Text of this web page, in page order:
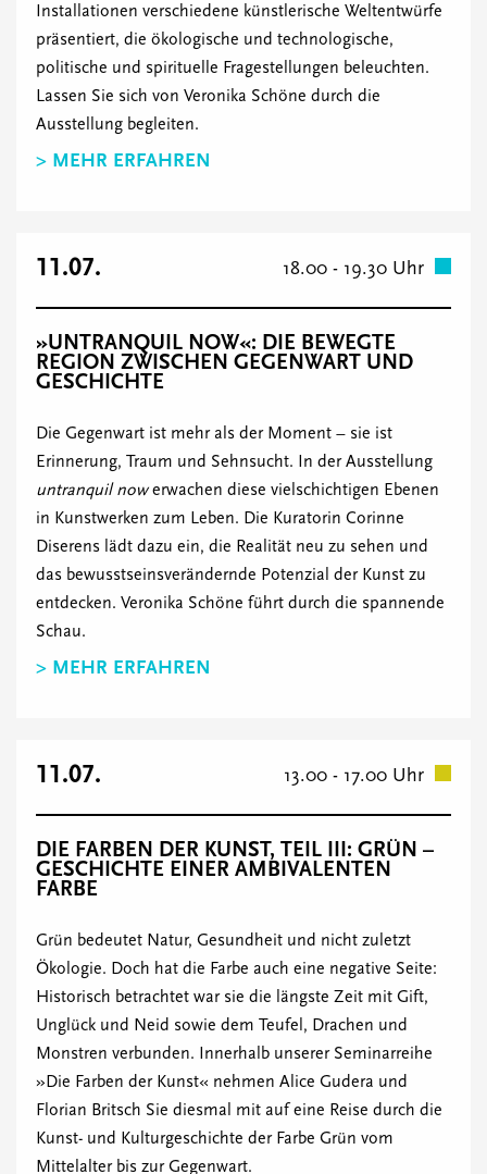
Installationen verschiedene künstlerische Weltentwürfe
präsentiert, die ökologische und technologische,
politische und spirituelle Fragestellungen beleuchten.
Lassen Sie sich von Veronika Schöne durch die
Ausstellung begleiten.
> MEHR ERFAHREN
11.07. 18.00 - 19.30 Uhr
»UNTRANQUIL NOW«: DIE BEWEGTE
REGION ZWISCHEN GEGENWART UND
GESCHICHTE
Die Gegenwart ist mehr als der Moment – sie ist
Erinnerung, Traum und Sehnsucht. In der Ausstellung
untranquil nowerwachen diese vielschichtigen Ebenen
in Kunstwerken zum Leben. Die Kuratorin Corinne
Diserens lädt dazu ein, die Realität neu zu sehen und
das bewusstseinsverändernde Potenzial der Kunst zu
entdecken. Veronika Schöne führt durch die spannende
Schau.
> MEHR ERFAHREN
11.07. 13.00 - 17.00 Uhr
DIE FARBEN DER KUNST, TEIL III: GRÜN –
GESCHICHTE EINER AMBIVALENTEN
FARBE
Grün bedeutet Natur, Gesundheit und nicht zuletzt
Ökologie. Doch hat die Farbe auch eine negative Seite:
Historisch betrachtet war sie die längste Zeit mit Gift,
Unglück und Neid sowie dem Teufel, Drachen und
Monstren verbunden. Innerhalb unserer Seminarreihe
»Die Farben der Kunst« nehmen Alice Gudera und
Florian Britsch Sie diesmal mit auf eine Reise durch die
Kunst- und Kulturgeschichte der Farbe Grün vom
Mittelalter bis zur Gegenwart.